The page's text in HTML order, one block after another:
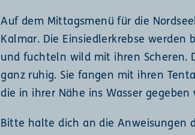
Auf dem Mittagsmenü für die
Kalmar. Die Einsiedlerkrebse werden
und fuchteln wild mit ihren Scheren.
ganz ruhig. Sie fangen mit ihren
die in ihrer Nähe ins Wasser gegeben
Bitte halte dich an die Anweisungen